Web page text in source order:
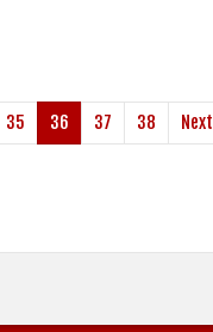
35 36 37 38 Next